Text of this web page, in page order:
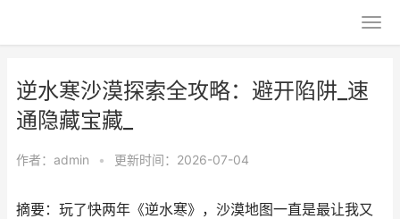
逆水寒沙漠探索全攻略：避开陷阱_速
通隐藏宝藏_
作者： admin • 更新时间：2026-07-04
摘要：玩了快两年《逆水寒》，沙漠地图一直是最让我又